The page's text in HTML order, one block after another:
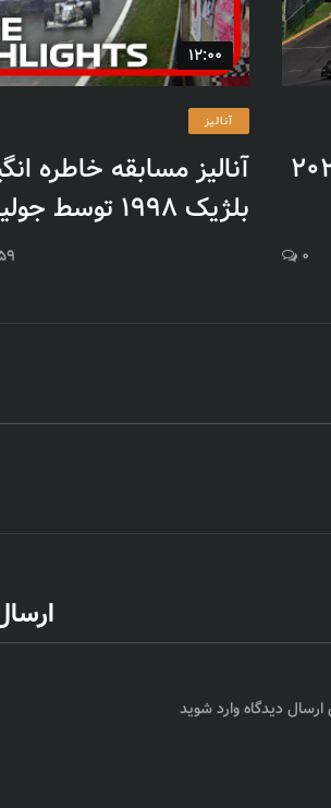
12:00
آنالیز
آنالیز مسابقه خاطره
بلژیک 1998 توسط جولیان پالمر
استرالیا 2023
0
ارسال دیدگاهوارد شوید